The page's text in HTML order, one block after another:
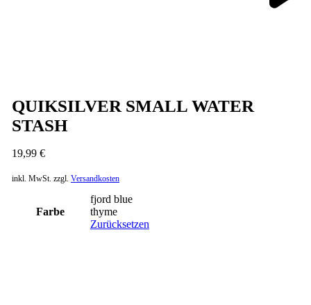
QUIKSILVER SMALL WATER
STASH
19,99 €
inkl. MwSt. zzgl. Versandkosten
Farbe
fjord blue
thyme
Zurücksetzen